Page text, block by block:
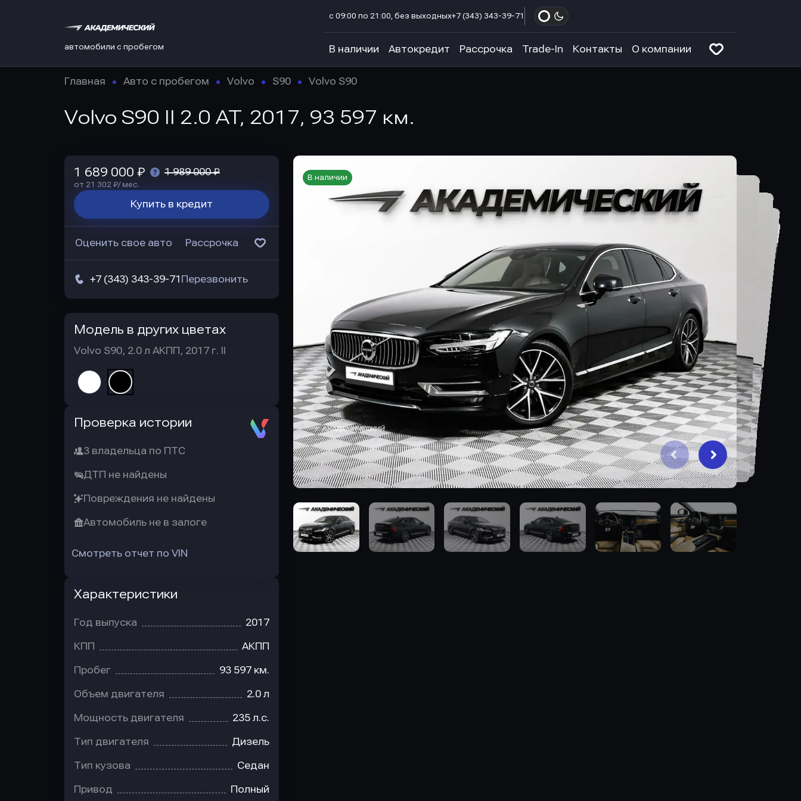
автомобили с пробегом
с 09:00 по 21:00, без выходных+7 (343) 343-39-71
В наличии Автокредит Рассрочка Trade-In Контакты О компании
Главная Авто с пробегом Volvo S90 Volvo S90
Volvo S90 II 2.0 AT, 2017, 93 597 км.
В наличии
1 689 000 ₽ 1 989 000 ₽
от 21 302 ₽/ мес.
Купить в кредит
Оценить свое авто Рассрочка
+7 (343) 343-39-71 Перезвонить
Модель в других цветах
Volvo S90, 2.0 л АКПП, 2017 г. II
Проверка истории
3 владельца по ПТС
ДТП не найдены
Повреждения не найдены
Автомобиль не в залоге
Смотреть отчет по VIN
Характеристики
Год выпуска 2017
КПП АКПП
Пробег 93 597 км.
Объем двигателя 2.0 л
Мощность двигателя 235 л.с.
Тип двигателя Дизель
Тип кузова Седан
Привод Полный